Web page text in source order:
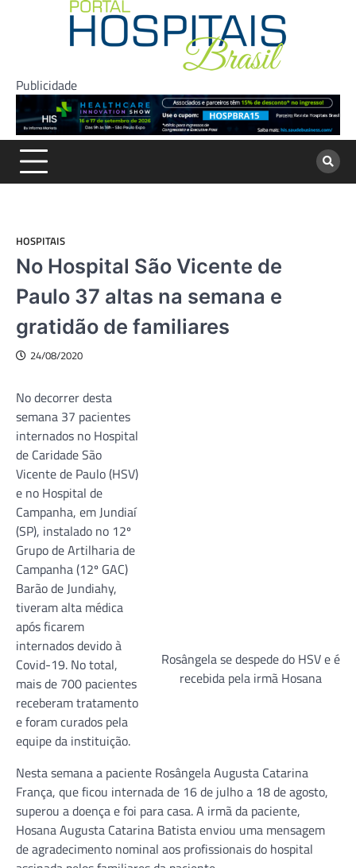
Publicidade
HOSPITAIS
No Hospital São Vicente de
Paulo 37 altas na semana e
gratidão de familiares
24/08/2020
Rosângela se despede do HSV e é
recebida pela irmã Hosana
No decorrer desta
semana 37 pacientes
internados no Hospital
de Caridade São
Vicente de Paulo (HSV)
e no Hospital de
Campanha, em Jundiaí
(SP), instalado no 12º
Grupo de Artilharia de
Campanha (12º GAC)
Barão de Jundiahy,
tiveram alta médica
após ficarem
internados devido à
Covid-19. No total,
mais de 700 pacientes
receberam tratamento
e foram curados pela
equipe da instituição.
Nesta semana a paciente Rosângela Augusta Catarina
França, que ficou internada de 16 de julho a 18 de agosto,
superou a doença e foi para casa. A irmã da paciente,
Hosana Augusta Catarina Batista enviou uma mensagem
de agradecimento nominal aos profissionais do hospital